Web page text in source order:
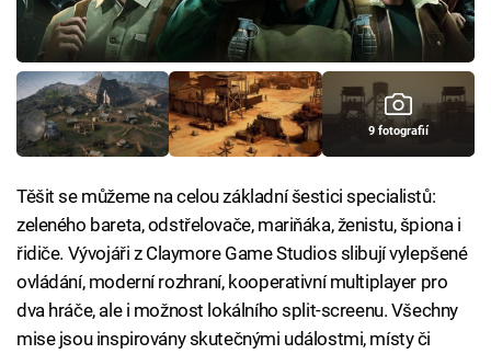
9 fotografií
Těšit se můžeme na celou základní šestici specialistů:
zeleného bareta, odstřelovače, mariňáka, ženistu, špiona i
řidiče. Vývojáři z Claymore Game Studios slibují vylepšené
ovládání, moderní rozhraní, kooperativní multiplayer pro
dva hráče, ale i možnost lokálního split-screenu. Všechny
mise jsou inspirovány skutečnými událostmi, místy či